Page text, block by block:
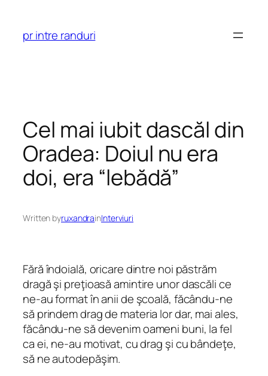
content
pr intre randuri
Cel mai iubit dascăl din
Oradea: Doiul nu era
doi, era “lebădă”
Written byruxandrainInterviuri
Fără îndoială, oricare dintre noi păstrăm
dragă şi preţioasă amintire unor dascăli ce
ne-au format în anii de şcoală, făcându-ne
să prindem drag de materia lor dar, mai ales,
făcându-ne să devenim oameni buni, la fel
ca ei, ne-au motivat, cu drag şi cu bândeţe,
să ne autodepăşim.